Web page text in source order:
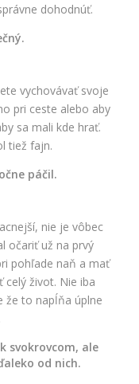
dohodnúť.
vychovávať svoje
pri ceste alebo aby
sa mali kde hrať.
tiež fajn.
páčil.
nie je vôbec
očariť už na prvý
pohľade naň a mať
celý život. Nie iba
že to napĺňa úplne
svokrovcom, ale
od nich.